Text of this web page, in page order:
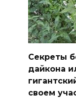
Секреты
дайкона
своем